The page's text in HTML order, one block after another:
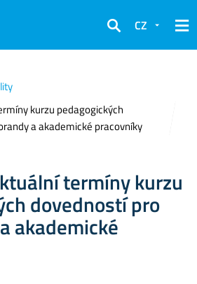
Hledat
CZ
kurzu pedagogických
a akademické pracovníky
termíny kurzu
dovedností pro
akademické